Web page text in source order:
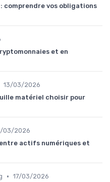
comprendre vos obligations
et en
13/03/2026
matériel choisir pour
03/2026
actifs numériques et
• 17/03/2026